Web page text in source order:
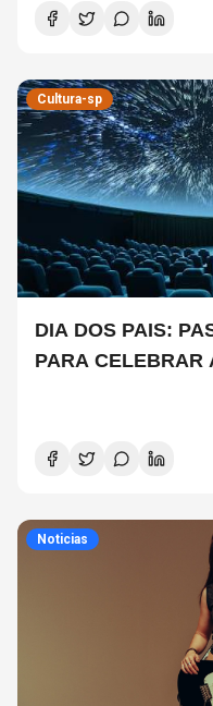
Cultura-sp
DIA DOS PAIS:
PARA CELEBRAR
Noticias